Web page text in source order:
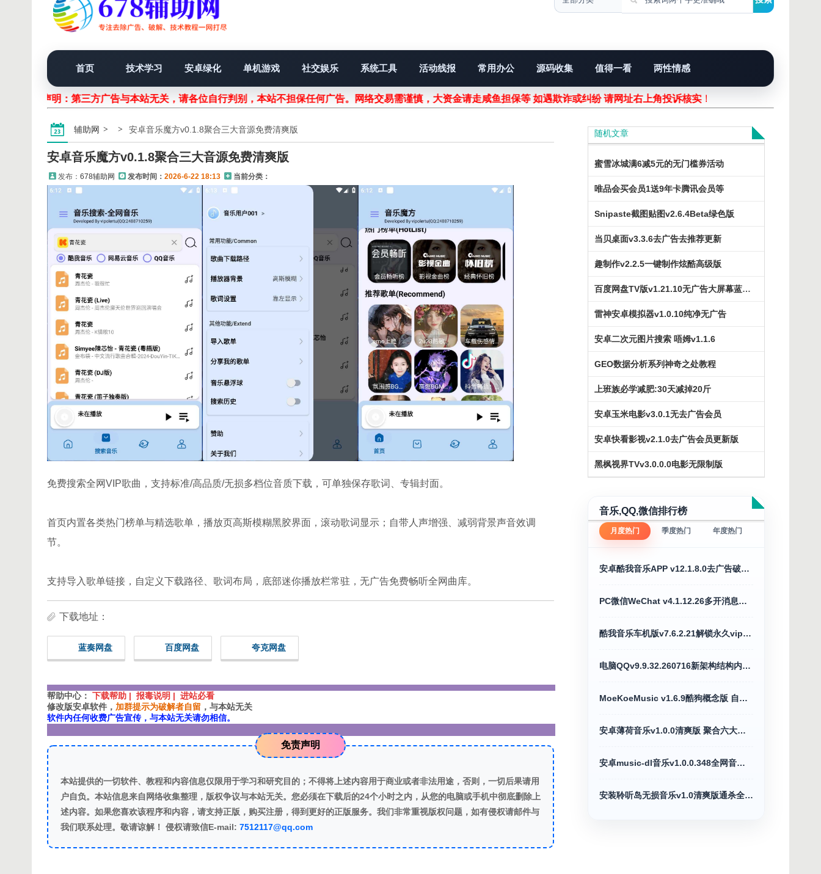
首页 技术学习 安卓绿化 单机游戏 社交娱乐 系统工具 活动线报 常用办公 源码收集 值得一看 两性情感
声明：第三方广告与本站无关，请各位自行判别，本站不担保任何广告。网络交易需谨慎，大资金请走咸鱼担保等 如遇欺诈或纠纷 请网址右上角投诉核实！
辅助网 安卓音乐魔方v0.1.8聚合三大音源免费清爽版
安卓音乐魔方v0.1.8聚合三大音源免费清爽版
发布： 678辅助网 发布时间： 2026-6-22 18:13 当前分类：
免费搜索全网VIP歌曲，支持标准/高品质/无损多档位音质下载，可单独保存歌词、专辑封面。
首页内置各类热门榜单与精选歌单，播放页高斯模糊黑胶界面，滚动歌词显示；自带人声增强、减弱背景声音效调
节。
支持导入歌单链接，自定义下载路径、歌词布局，底部迷你播放栏常驻，无广告免费畅听全网曲库。
下载地址：
蓝奏网盘 百度网盘 夸克网盘
帮助中心： 下载帮助 | 报毒说明 | 进站必看
修改版安卓软件， 加群提示为破解者自留 ，与本站无关
软件内任何收费广告宣传，与本站无关请勿相信。
免责声明
本站提供的一切软件、教程和内容信息仅限用于学习和研究目的；不得将上述内容用于商业或者非法用途，否则，一切后果请用
户自负。本站信息来自网络收集整理，版权争议与本站无关。您必须在下载后的24个小时之内，从您的电脑或手机中彻底删除上
述内容。如果您喜欢该程序和内容，请支持正版，购买注册，得到更好的正版服务。我们非常重视版权问题，如有侵权请邮件与
我们联系处理。敬请谅解！ 侵权请致信E-mail: 7512117@qq.com
随机文章
蜜雪冰城满6减5元的无门槛券活动
唯品会买会员1送9年卡腾讯会员等
Snipaste截图贴图v2.6.4Beta绿色版
当贝桌面v3.3.6去广告去推荐更新
趣制作v2.2.5一键制作炫酷高级版
百度网盘TV版v1.21.10无广告大屏幕蓝光倍速
雷神安卓模拟器v1.0.10纯净无广告
安卓二次元图片搜索 唔姆v1.1.6
GEO数据分析系列神奇之处教程
上班族必学减肥:30天减掉20斤
安卓玉米电影v3.0.1无去广告会员
安卓快看影视v2.1.0去广告会员更新版
黑枫视界TVv3.0.0.0电影无限制版
音乐,QQ,微信排行榜
月度热门 季度热门 年度热门
安卓酷我音乐APP v12.1.8.0去广告破解豪华VIP版
PC微信WeChat v4.1.12.26多开消息防撤回绿色版
酷我音乐车机版v7.6.2.21解锁永久vip会员版
电脑QQv9.9.32.260716新架构结构内测正式版
MoeKoeMusic v1.6.9酷狗概念版 自动领取VIP
安卓薄荷音乐v1.0.0清爽版 聚合六大音乐平台
安卓music-dl音乐v1.0.0.348全网音乐搜索下载
安装聆听岛无损音乐v1.0清爽版通杀全网音乐